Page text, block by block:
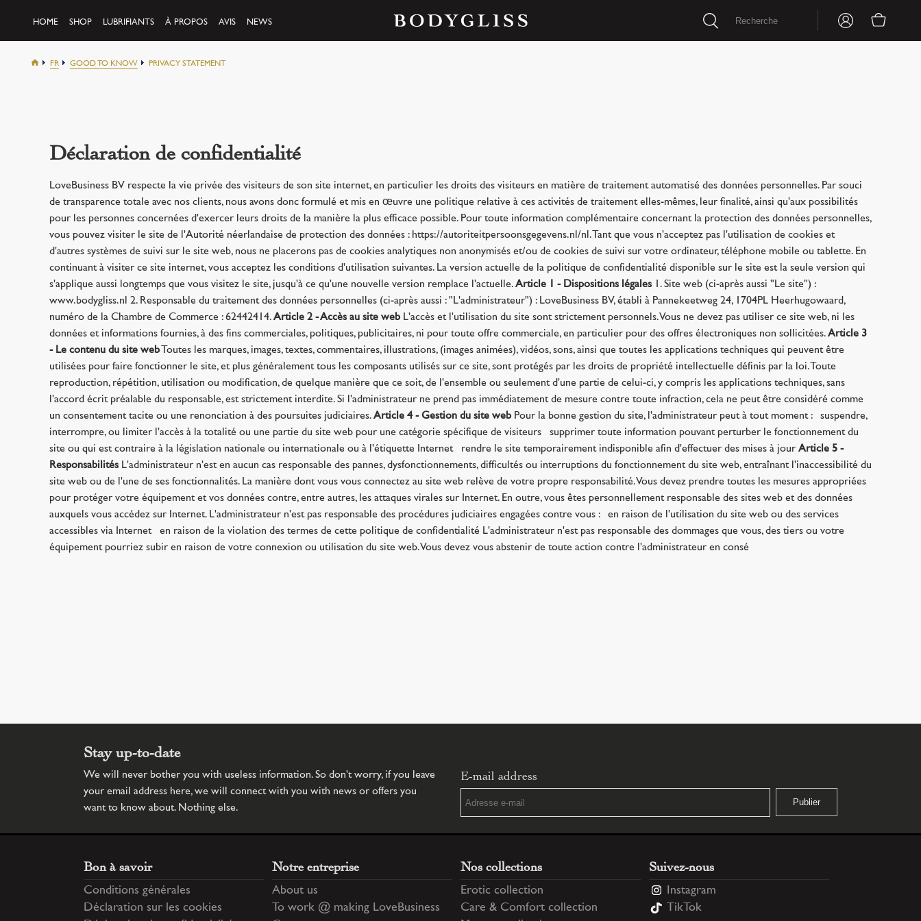
HOME SHOP LUBRIFIANTS À PROPOS AVIS NEWS
FR GOOD TO KNOW PRIVACY STATEMENT
Déclaration de confidentialité
LoveBusiness BV respecte la vie privée des visiteurs de son site internet, en particulier les droits des visiteurs en matière de traitement automatisé des données personnelles. Par souci
de transparence totale avec nos clients, nous avons donc formulé et mis en œuvre une politique relative à ces activités de traitement elles-mêmes, leur finalité, ainsi qu'aux possibilités
pour les personnes concernées d'exercer leurs droits de la manière la plus efficace possible. Pour toute information complémentaire concernant la protection des données personnelles,
vous pouvez visiter le site de l'Autorité néerlandaise de protection des données : https://autoriteitpersoonsgegevens.nl/nl. Tant que vous n'acceptez pas l'utilisation de cookies et
d'autres systèmes de suivi sur le site web, nous ne placerons pas de cookies analytiques non anonymisés et/ou de cookies de suivi sur votre ordinateur, téléphone mobile ou tablette. En
continuant à visiter ce site internet, vous acceptez les conditions d'utilisation suivantes. La version actuelle de la politique de confidentialité disponible sur le site est la seule version qui
s'applique aussi longtemps que vous visitez le site, jusqu'à ce qu'une nouvelle version remplace l'actuelle. Article 1 - Dispositions légales 1. Site web (ci-après aussi "Le site") :
www.bodygliss.nl 2. Responsable du traitement des données personnelles (ci-après aussi : "L'administrateur") : LoveBusiness BV, établi à Pannekeetweg 24, 1704PL Heerhugowaard,
numéro de la Chambre de Commerce : 62442414. Article 2 - Accès au site web L'accès et l'utilisation du site sont strictement personnels. Vous ne devez pas utiliser ce site web, ni les
données et informations fournies, à des fins commerciales, politiques, publicitaires, ni pour toute offre commerciale, en particulier pour des offres électroniques non sollicitées. Article 3
- Le contenu du site web Toutes les marques, images, textes, commentaires, illustrations, (images animées), vidéos, sons, ainsi que toutes les applications techniques qui peuvent être
utilisées pour faire fonctionner le site, et plus généralement tous les composants utilisés sur ce site, sont protégés par les droits de propriété intellectuelle définis par la loi. Toute
reproduction, répétition, utilisation ou modification, de quelque manière que ce soit, de l'ensemble ou seulement d'une partie de celui-ci, y compris les applications techniques, sans
l'accord écrit préalable du responsable, est strictement interdite. Si l'administrateur ne prend pas immédiatement de mesure contre toute infraction, cela ne peut être considéré comme
un consentement tacite ou une renonciation à des poursuites judiciaires. Article 4 - Gestion du site web Pour la bonne gestion du site, l'administrateur peut à tout moment : · suspendre,
interrompre, ou limiter l'accès à la totalité ou une partie du site web pour une catégorie spécifique de visiteurs · supprimer toute information pouvant perturber le fonctionnement du
site ou qui est contraire à la législation nationale ou internationale ou à l'étiquette Internet · rendre le site temporairement indisponible afin d'effectuer des mises à jour Article 5 -
Responsabilités L'administrateur n'est en aucun cas responsable des pannes, dysfonctionnements, difficultés ou interruptions du fonctionnement du site web, entraînant l'inaccessibilité du
site web ou de l'une de ses fonctionnalités. La manière dont vous vous connectez au site web relève de votre propre responsabilité. Vous devez prendre toutes les mesures appropriées
pour protéger votre équipement et vos données contre, entre autres, les attaques virales sur Internet. En outre, vous êtes personnellement responsable des sites web et des données
auxquels vous accédez sur Internet. L'administrateur n'est pas responsable des procédures judiciaires engagées contre vous : · en raison de l'utilisation du site web ou des services
accessibles via Internet · en raison de la violation des termes de cette politique de confidentialité L'administrateur n'est pas responsable des dommages que vous, des tiers ou votre
équipement pourriez subir en raison de votre connexion ou utilisation du site web. Vous devez vous abstenir de toute action contre l'administrateur en consé
Stay up-to-date
We will never bother you with useless information. So don't worry, if you leave
your email address here, we will connect with you with news or offers you
want to know about. Nothing else.
E-mail address
Bon à savoir
Conditions générales
Déclaration sur les cookies
Notre entreprise
About us
To work @ making LoveBusiness
Nos collections
Erotic collection
Care & Comfort collection
Suivez-nous
Instagram
TikTok